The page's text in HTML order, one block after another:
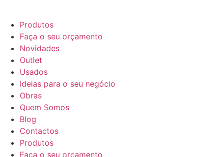
Produtos
Faça o seu orçamento
Novidades
Outlet
Usados
Ideias para o seu negócio
Obras
Quem Somos
Blog
Contactos
Produtos
Faça o seu orçamento